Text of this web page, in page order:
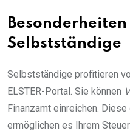
Selbstständige
Selbstständige profitieren
ELSTER-Portal. Sie können
Finanzamt einreichen.
ermöglichen es Ihrem